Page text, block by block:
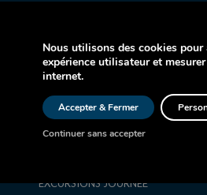
AVION
CROISIÈRE
AUTOCAR
SÉJOURS ET CIRCUITS
EXCURSIONS JOURNÉE
Nous utilisons des cookies
expérience utilisateur et
internet.
Accepter & Fermer
Continuer sans accepter